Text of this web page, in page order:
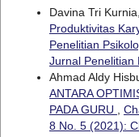
Davina Tri Kurnia,
Produktivitas
Penelitian
Jurnal Penelitian
Ahmad Aldy
ANTARA
PADA GURU
8 No. 5 (2021):